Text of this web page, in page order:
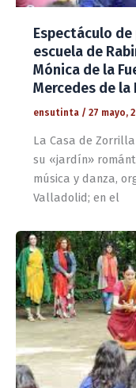
Espectáculo de
escuela de
Mónica de la
Mercedes de la
ensutinta / 27 mayo,
La Casa de
su «jardín»
música y danza,
Valladolid; en el